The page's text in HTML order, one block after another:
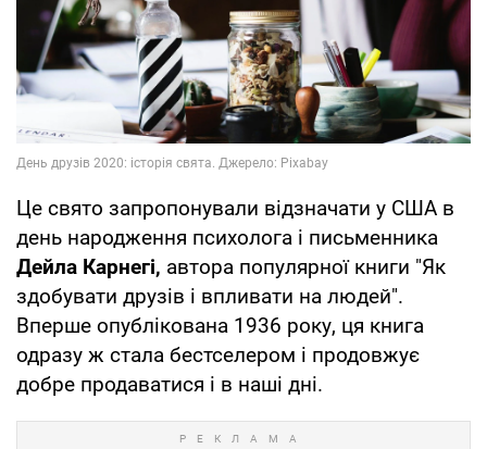
Це свято запропонували відзначати у США в
день народження психолога і письменника
Дейла Карнегі, автора популярної книги "Як
здобувати друзів і впливати на людей".
Вперше опублікована 1936 року, ця книга
одразу ж стала бестселером і продовжує
добре продаватися і в наші дні.